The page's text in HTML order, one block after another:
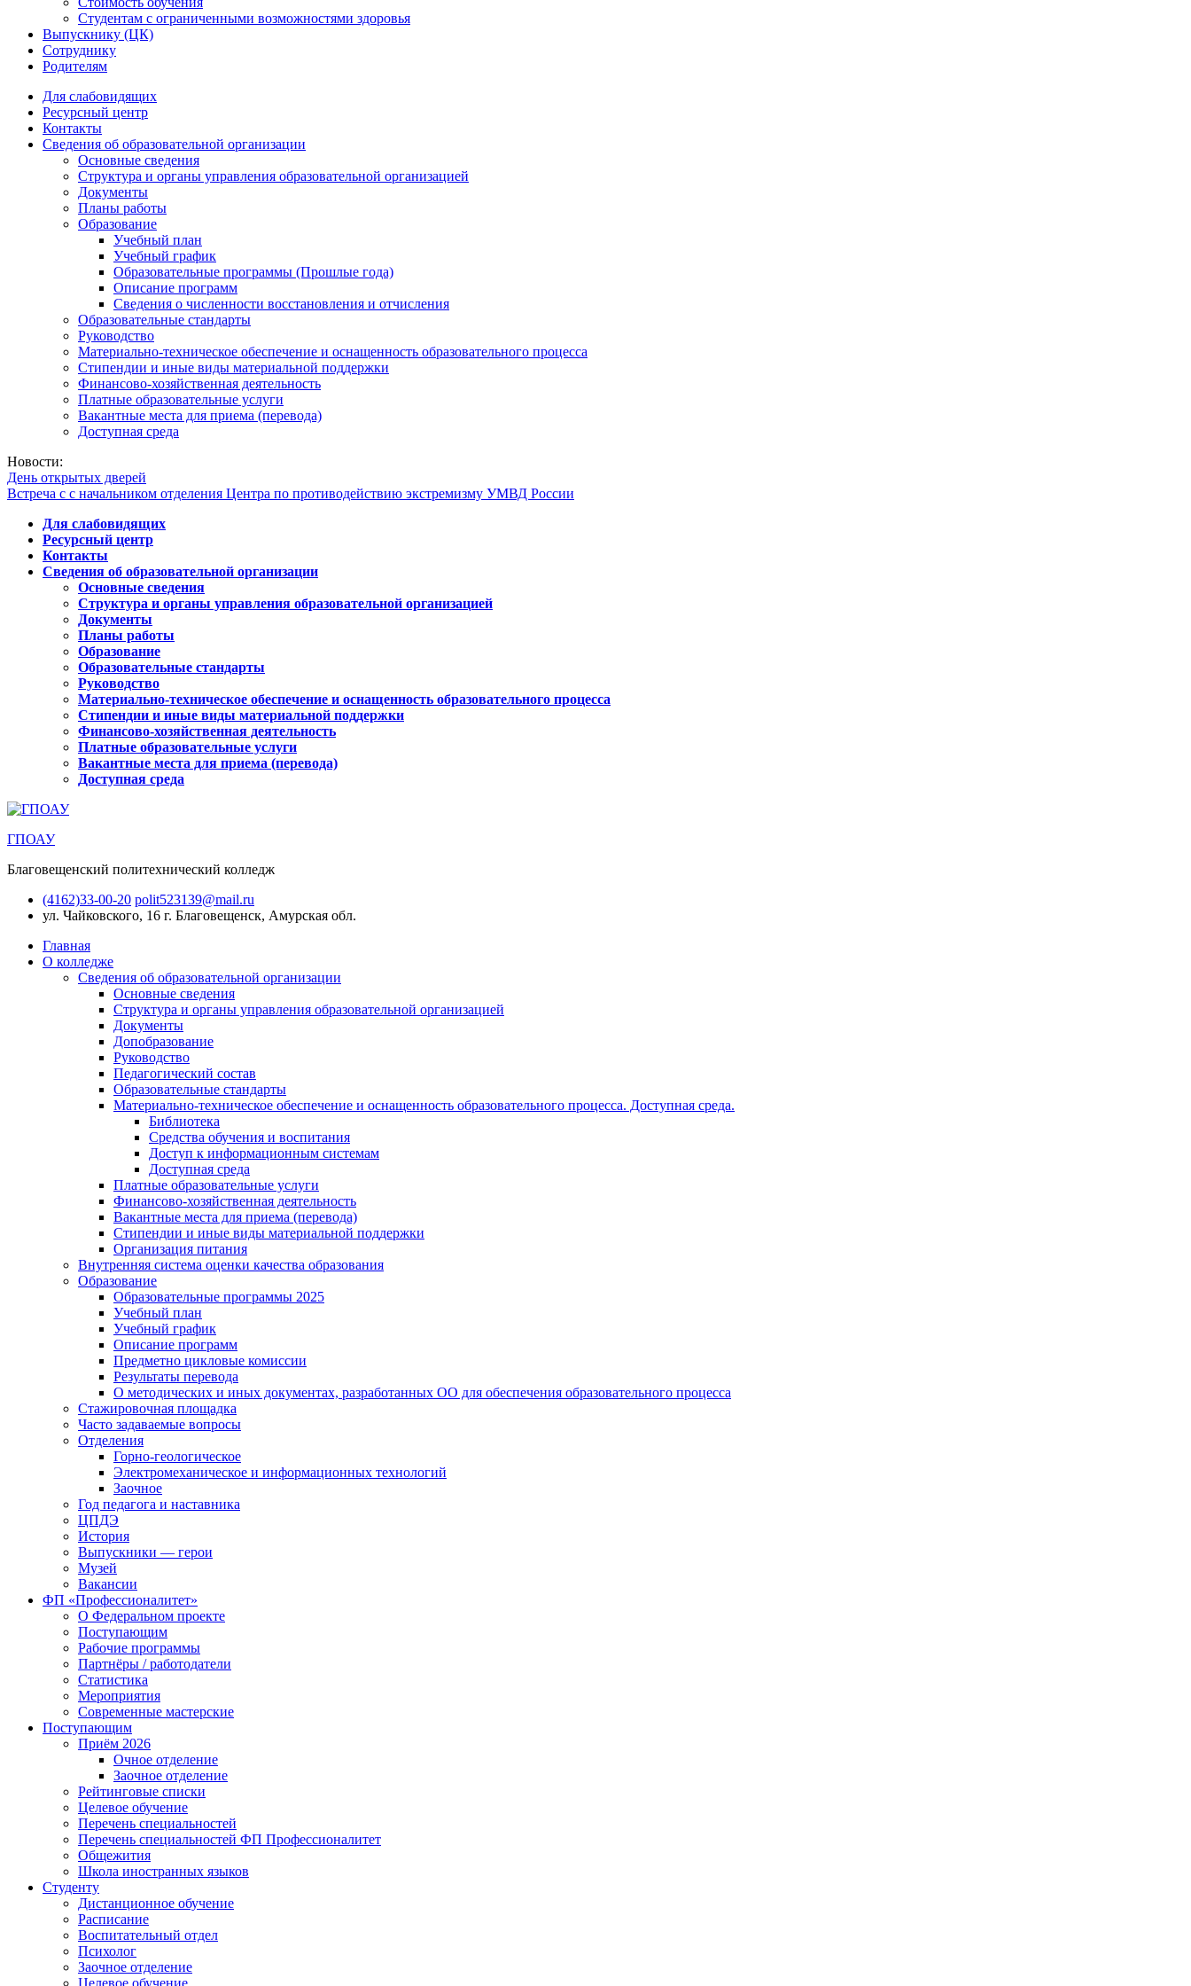
Студентам с ограниченными возможностями здоровья
Выпускнику (ЦК)
Сотруднику
Родителям
Для слабовидящих
Ресурсный центр
Контакты
Сведения об образовательной организации
Основные сведения
Структура и органы управления образовательной организацией
Документы
Планы работы
Образование
Учебный план
Учебный график
Образовательные программы (Прошлые года)
Описание программ
Сведения о численности восстановления и отчисления
Образовательные стандарты
Руководство
Материально-техническое обеспечение и оснащенность образовательного процесса
Стипендии и иные виды материальной поддержки
Финансово-хозяйственная деятельность
Платные образовательные услуги
Вакантные места для приема (перевода)
Доступная среда
Новости:
День открытых дверей
Встреча с с начальником отделения Центра по противодействию экстремизму УМВД России
Для слабовидящих
Ресурсный центр
Контакты
Сведения об образовательной организации
Основные сведения
Структура и органы управления образовательной организацией
Документы
Планы работы
Образование
Образовательные стандарты
Руководство
Материально-техническое обеспечение и оснащенность образовательного процесса
Стипендии и иные виды материальной поддержки
Финансово-хозяйственная деятельность
Платные образовательные услуги
Вакантные места для приема (перевода)
Доступная среда
ГПОАУ
Благовещенский политехнический колледж
(4162)33-00-20 polit523139@mail.ru
ул. Чайковского, 16 г. Благовещенск, Амурская обл.
Главная
О колледже
Сведения об образовательной организации
Основные сведения
Структура и органы управления образовательной организацией
Документы
Допобразование
Руководство
Педагогический состав
Образовательные стандарты
Материально-техническое обеспечение и оснащенность образовательного процесса. Доступная среда.
Библиотека
Средства обучения и воспитания
Доступ к информационным системам
Доступная среда
Платные образовательные услуги
Финансово-хозяйственная деятельность
Вакантные места для приема (перевода)
Стипендии и иные виды материальной поддержки
Организация питания
Внутренняя система оценки качества образования
Образование
Образовательные программы 2025
Учебный план
Учебный график
Описание программ
Предметно цикловые комиссии
Результаты перевода
О методических и иных документах, разработанных ОО для обеспечения образовательного процесса
Стажировочная площадка
Часто задаваемые вопросы
Отделения
Горно-геологическое
Электромеханическое и информационных технологий
Заочное
Год педагога и наставника
ЦПДЭ
История
Выпускники — герои
Музей
Вакансии
ФП «Профессионалитет»
О Федеральном проекте
Поступающим
Рабочие программы
Партнёры / работодатели
Статистика
Мероприятия
Современные мастерские
Поступающим
Приём 2026
Очное отделение
Заочное отделение
Рейтинговые списки
Целевое обучение
Перечень специальностей
Перечень специальностей ФП Профессионалитет
Общежития
Школа иностранных языков
Студенту
Дистанционное обучение
Расписание
Воспитательный отдел
Психолог
Заочное отделение
Целевое обучение